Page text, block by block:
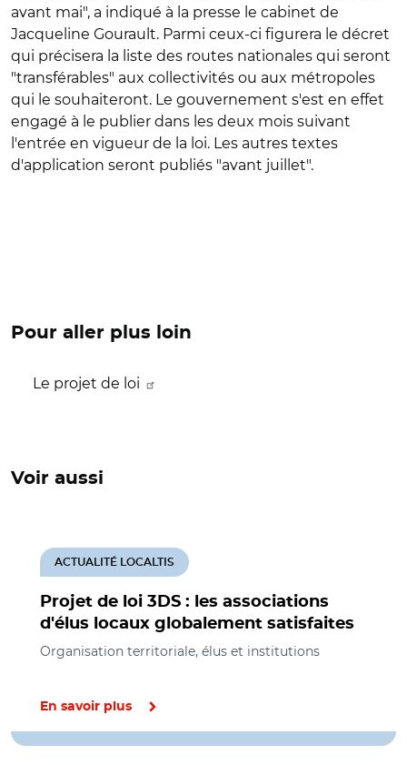
avant mai", a indiqué à la presse le cabinet de
Jacqueline Gourault. Parmi ceux-ci figurera le décret
qui précisera la liste des routes nationales qui seront
"transférables" aux collectivités ou aux métropoles
qui le souhaiteront. Le gouvernement s'est en effet
engagé à le publier dans les deux mois suivant
l'entrée en vigueur de la loi. Les autres textes
d'application seront publiés "avant juillet".
Pour aller plus loin
Le projet de loi
Voir aussi
Projet de loi 3DS : les associations
d'élus locaux globalement satisfaites
ACTUALITÉ LOCALTIS
Organisation territoriale, élus et institutions
En savoir plus